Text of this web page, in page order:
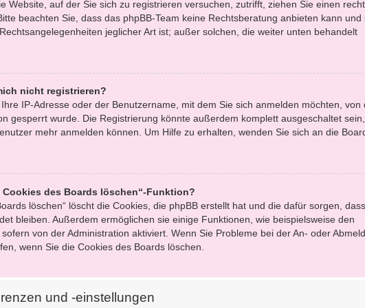
Website, auf der Sie sich zu registrieren versuchen, zutrifft, ziehen Sie einen
beachten Sie, dass das phpBB-Team keine Rechtsberatung anbieten kann und
jeglicher Art ist; außer solchen, die weiter unten behandelt
nicht registrieren?
IP-Adresse oder der Benutzername, mit dem Sie sich anmelden möchten, von
gesperrt wurde. Die Registrierung könnte außerdem komplett ausgeschaltet
mehr anmelden können. Um Hilfe zu erhalten, wenden Sie sich an die
Cookies des Boards löschen“-Funktion?
löschen“ löscht die Cookies, die phpBB erstellt hat und die dafür sorgen,
bleiben. Außerdem ermöglichen sie einige Funktionen, wie beispielsweise den
sofern von der Administration aktiviert. Wenn Sie Probleme bei der An- oder
wenn Sie die Cookies des Boards löschen.
und -einstellungen